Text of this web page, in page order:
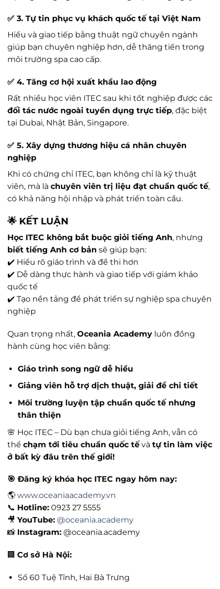
✅ 3. Tự tin phục vụ khách quốc tế tại Việt Nam
Hiểu và giao tiếp bằng thuật ngữ chuyên ngành
giúp bạn chuyên nghiệp hơn, dễ thăng tiến trong
môi trường spa cao cấp.
✅ 4. Tăng cơ hội xuất khẩu lao động
Rất nhiều học viên ITEC sau khi tốt nghiệp được các
đối tác nước ngoài tuyển dụng trực tiếp, đặc biệt
tại Dubai, Nhật Bản, Singapore.
✅ 5. Xây dựng thương hiệu cá nhân chuyên
nghiệp
Khi có chứng chỉ ITEC, bạn không chỉ là kỹ thuật
viên, mà là chuyên viên trị liệu đạt chuẩn quốc tế,
có khả năng hội nhập và phát triển toàn cầu.
🌟 KẾT LUẬN
Học ITEC không bắt buộc giỏi tiếng Anh, nhưng
biết tiếng Anh cơ bản sẽ giúp bạn:
✔️ Hiểu rõ giáo trình và đề thi hơn
✔️ Dễ dàng thực hành và giao tiếp với giám khảo
quốc tế
✔️ Tạo nền tảng để phát triển sự nghiệp spa chuyên
nghiệp
Quan trọng nhất, Oceania Academy luôn đồng
hành cùng học viên bằng:
Giáo trình song ngữ dễ hiểu
Giảng viên hỗ trợ dịch thuật, giải đề chi tiết
Môi trường luyện tập chuẩn quốc tế nhưng
thân thiện
🌸 Học ITEC – Dù bạn chưa giỏi tiếng Anh, vẫn có
thể chạm tới tiêu chuẩn quốc tế và tự tin làm việc
ở bất kỳ đâu trên thế giới!
🎯 Đăng ký khóa học ITEC ngay hôm nay:
🌎 www.oceaniaacademy.vn
📞 Hotline: 0923 27 5555
🎥 YouTube: @oceania.academy
📸 Instagram: @oceania.academy
🏢 Cơ sở Hà Nội:
Số 60 Tuệ Tĩnh, Hai Bà Trưng